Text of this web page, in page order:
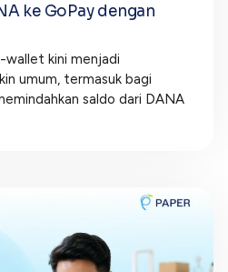
ke GoPay dengan
wallet kini menjadi
umum, termasuk bagi
saldo dari DANA